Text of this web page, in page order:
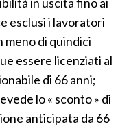
esclusi i lavoratori
meno di quindici
essere licenziati al
di 66 anni;
lo « sconto » di
anticipata da 66